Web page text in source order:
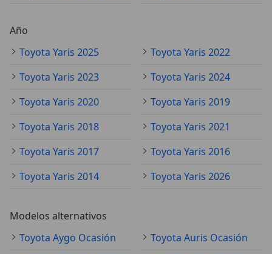
Año
Toyota Yaris 2025
Toyota Yaris 2022
Toyota Yaris 2023
Toyota Yaris 2024
Toyota Yaris 2020
Toyota Yaris 2019
Toyota Yaris 2018
Toyota Yaris 2021
Toyota Yaris 2017
Toyota Yaris 2016
Toyota Yaris 2014
Toyota Yaris 2026
Modelos alternativos
Toyota Aygo Ocasión
Toyota Auris Ocasión